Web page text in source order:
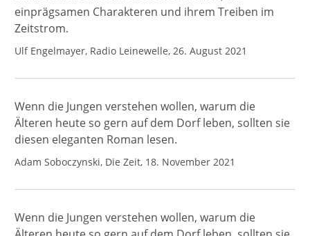
einprägsamen Charakteren und ihrem Treiben im
Zeitstrom.
Ulf Engelmayer, Radio Leinewelle, 26. August 2021
Wenn die Jungen verstehen wollen, warum die
Älteren heute so gern auf dem Dorf leben, sollten sie
diesen eleganten Roman lesen.
Adam Soboczynski, Die Zeit, 18. November 2021
Wenn die Jungen verstehen wollen, warum die